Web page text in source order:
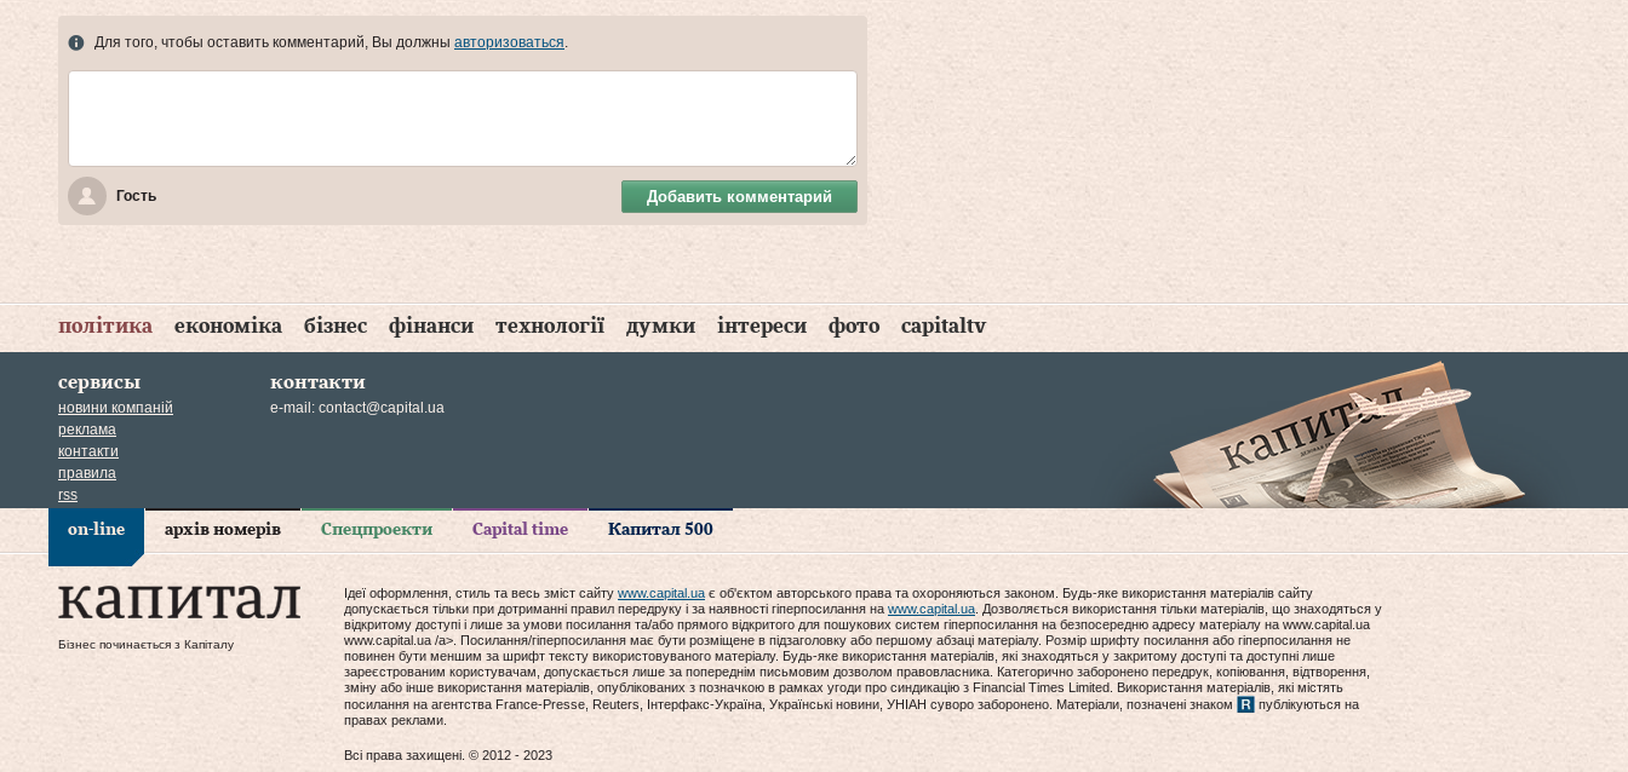
Для того, чтобы оставить комментарий, Вы должны авторизоваться
Гость Добавить комментарий
політика економіка бізнес фінанси технології думки інтереси фото capitaltv
сервисы
новини компаній
реклама
контакти
правила
rss
контакти
e-mail: contact@capital.ua
on-line архів номерів Спецпроекти Capital time Капитал 500
Бізнес починається з Капіталу
Ідеї оформлення, стиль та весь зміст сайту www.capital.ua є об'єктом авторського права та охороняються законом. Будь-яке використання матеріалів сайту
допускається тільки при дотриманні правил передруку і за наявності гіперпосилання на www.capital.ua . Дозволяється використання тільки матеріалів, що знаходяться у
відкритому доступі і лише за умови посилання та/або прямого відкритого для пошукових систем гіперпосилання на безпосередню адресу матеріалу на www.capital.ua
www.capital.ua /a>. Посилання/гіперпосилання має бути розміщене в підзаголовку або першому абзаці матеріалу. Розмір шрифту посилання або гіперпосилання не
повинен бути меншим за шрифт тексту використовуваного матеріалу. Будь-яке використання матеріалів, які знаходяться у закритому доступі та доступні лише
зареєстрованим користувачам, допускається лише за попереднім письмовим дозволом правовласника. Категорично заборонено передрук, копіювання, відтворення,
зміну або інше використання матеріалів, опублікованих з позначкою в рамках угоди про синдикацію з Financial Times Limited. Використання матеріалів, які містять
посилання на агентства France-Presse, Reuters, Інтерфакс-Україна, Українські новини, УНІАН суворо заборонено. Матеріали, позначені знаком
публікуються на
правах реклами.
Всі права захищені. © 2012 - 2023